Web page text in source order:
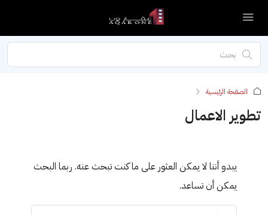
الصفحة الرئيسية
تطوير الاعمال
يبدو أننا لا يمكن العثور على ما كنت تبحث عنه. ربما البحث
يمكن أن تساعد.